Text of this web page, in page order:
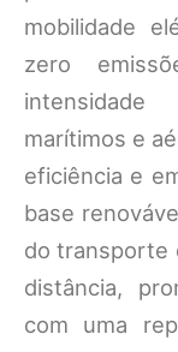
mobilidade
zero
marítimos e
eficiência e
base
do transporte
distância,
com uma